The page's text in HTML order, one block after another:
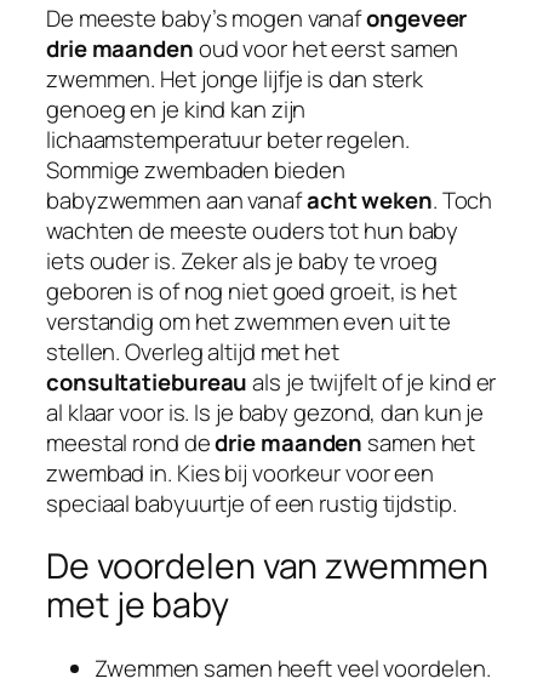
De meeste baby’s mogen vanafongeveer
drie maandenoud voor het eerst samen
zwemmen. Het jonge lijfje is dan sterk
genoeg en je kind kan zijn
lichaamstemperatuur beter regelen.
Sommige zwembaden bieden
babyzwemmen aan vanafacht weken. Toch
wachten de meeste ouders tot hun baby
iets ouder is. Zeker als je baby te vroeg
geboren is of nog niet goed groeit, is het
verstandig om het zwemmen even uit te
stellen. Overleg altijd met het
consultatiebureauals je twijfelt of je kind er
al klaar voor is. Is je baby gezond, dan kun je
meestal rond dedrie maanden samen het
zwembad in. Kies bij voorkeur voor een
speciaal babyuurtje of een rustig tijdstip.
De voordelen van zwemmen
met je baby
Zwemmen samen heeft veel voordelen.